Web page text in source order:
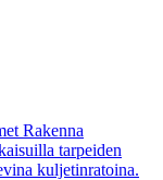
Rakenna
tarpeiden
kuljetinratoina.